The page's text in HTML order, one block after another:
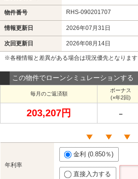
物件番号 RHS-090201707
情報更新日 2026年07月31日
次回更新日 2026年08月14日
※各種情報と差異がある場合は現況優先となります
この物件でローンシミュレーションする
毎月のご返済額
ボーナス
(×年2回)
203,207円 －
年利率
金利 (0.850％)
直接入力する